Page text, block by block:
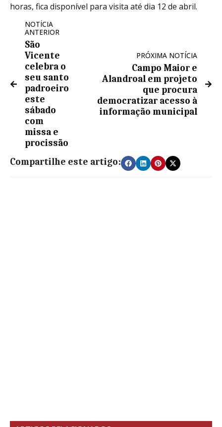
horas, fica disponível para visita até dia 12 de abril.
NOTÍCIA
ANTERIOR
São
Vicente
celebra o
seu santo
padroeiro
este
sábado
com
missa e
procissão
PRÓXIMA NOTÍCIA
Campo Maior e
Alandroal em projeto
que procura
democratizar acesso à
informação municipal
Compartilhe este artigo: